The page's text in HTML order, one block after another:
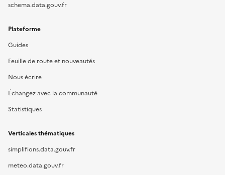
schema.data.gouv.fr
Plateforme
Guides
Feuille de route et nouveautés
Nous écrire
Échangez avec la communauté
Statistiques
Verticales thématiques
simplifions.data.gouv.fr
meteo.data.gouv.fr